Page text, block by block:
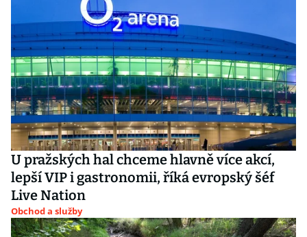
U pražských hal chceme hlavně více akcí,
lepší VIP i gastronomii, říká evropský šéf
Live Nation
Obchod a služby